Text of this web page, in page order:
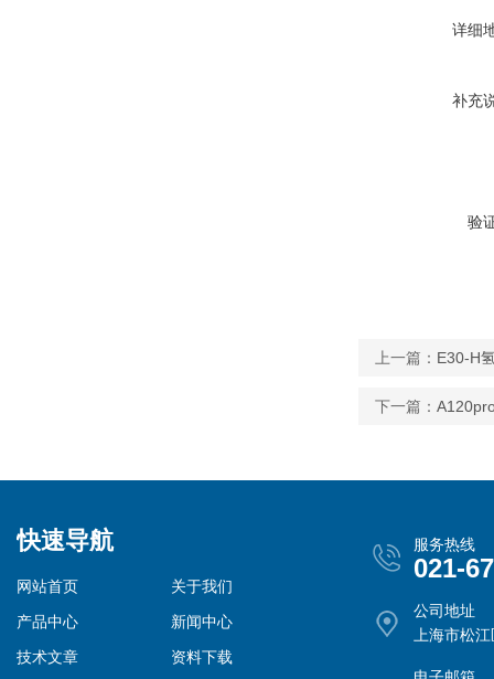
详细
补充
验
上一篇： E30-H
下一篇：
快速导航
网站首页
关于我们
产品中心
新闻中心
技术文章
资料下载
服务热线
021-
公司地址
上海市松